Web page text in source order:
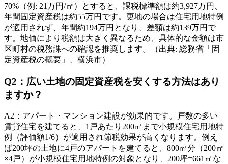
70%（例: 21万円/㎡）とすると、課税標準額は約3,927万円、
年間固定資産税は約55万円です。更地の場合は住宅用地特例
が適用されず、年間約194万円となり、差額は約139万円で
す。地価により税額は大きく異なるため、具体的な金額は市
区町村の税務課への確認を推奨します。（出典: 総務省「固
定資産税の概要」、横浜市）
Q2 ： 広い土地の固定資産税を安くする方法はあり
ますか？
A2 ： アパート・マンション建設が効果的です。戸数の多い
賃貸住宅を建てると、1戸あたり200㎡まで小規模住宅用地特
例（評価額1/6）が適用され節税効果が高くなります。例え
ば200坪の土地に4戸のアパートを建てると、800㎡分（200㎡
×4戸）が小規模住宅用地特例の対象となり、200坪=661㎡な